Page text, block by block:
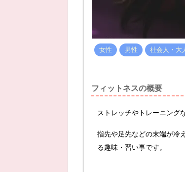
女性 男性 社会人・大
フィットネスの概要
ストレッチやトレーニング
指先や足先などの末端が冷
る趣味・習い事です。